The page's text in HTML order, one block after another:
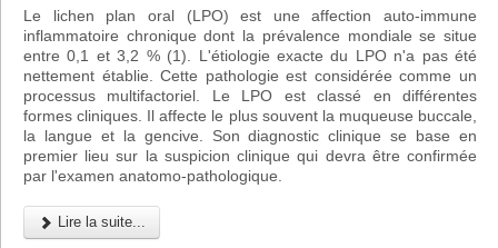
Le lichen plan oral (LPO) est une affection auto-immune
inflammatoire chronique dont la prévalence mondiale se situe
entre 0,1 et 3,2 % (1). L'étiologie exacte du LPO n'a pas été
nettement établie. Cette pathologie est considérée comme un
processus multifactoriel. Le LPO est classé en différentes
formes cliniques. Il affecte le plus souvent la muqueuse buccale,
la langue et la gencive. Son diagnostic clinique se base en
premier lieu sur la suspicion clinique qui devra être confirmée
par l'examen anatomo-pathologique.
Lire la suite...